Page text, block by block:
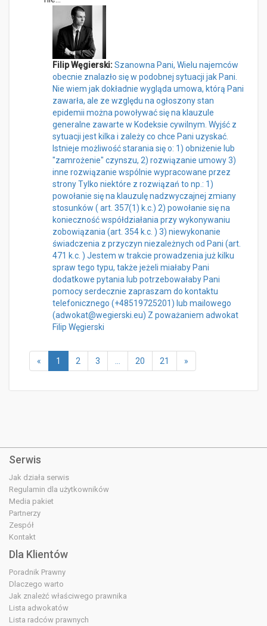
Filip Węgierski:Szanowna Pani, Wielu najemców
obecnie znalazło się w podobnej sytuacji jak Pani.
Nie wiem jak dokładnie wygląda umowa, którą Pani
zawarła, ale ze względu na ogłoszony stan
epidemii można powoływać się na klauzule
generalne zawarte w Kodeksie cywilnym. Wyjść z
sytuacji jest kilka i zależy co chce Pani uzyskać.
Istnieje możliwość starania się o: 1) obniżenie lub
"zamrożenie" czynszu, 2) rozwiązanie umowy 3)
inne rozwiązanie wspólnie wypracowane przez
strony Tylko niektóre z rozwiązań to np.: 1)
powołanie się na klauzulę nadzwyczajnej zmiany
stosunków ( art. 357(1) k.c.) 2) powołanie się na
konieczność współdziałania przy wykonywaniu
zobowiązania (art. 354 k.c. ) 3) niewykonanie
świadczenia z przyczyn niezależnych od Pani (art.
471 k.c. ) Jestem w trakcie prowadzenia już kilku
spraw tego typu, także jeżeli miałaby Pani
dodatkowe pytania lub potrzebowałaby Pani
pomocy serdecznie zapraszam do kontaktu
telefonicznego (+48519725201) lub mailowego
(adwokat@wegierski.eu) Z poważaniem adwokat
Filip Węgierski
« 1 2 3 20 21 »
Serwis
Jak działa serwis
Regulamin dla użytkowników
Media pakiet
Partnerzy
Zespół
Kontakt
Dla Klientów
Poradnik Prawny
Dlaczego warto
Jak znależć właściwego prawnika
Lista adwokatów
Lista radców prawnych